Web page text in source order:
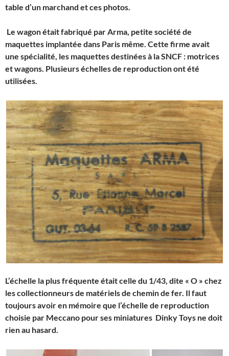
table d’un marchand et ces photos.
Le wagon était fabriqué par Arma, petite société de
maquettes implantée dans Paris même. Cette firme avait
une spécialité, les maquettes destinées à la SNCF : motrices
et wagons. Plusieurs échelles de reproduction ont été
utilisées.
L’échelle la plus fréquente était celle du 1/43, dite « O » chez
les collectionneurs de matériels de chemin de fer. Il faut
toujours avoir en mémoire que l’échelle de reproduction
choisie par Meccano pour ses miniatures Dinky Toys ne doit
rien au hasard.